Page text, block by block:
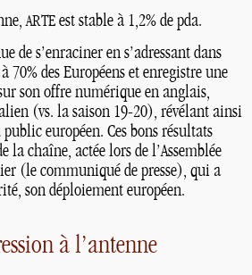
ARTE est stable à 1,2% de pda.
de s’enraciner en s’adressant dans
des Européens et enregistre une
son offre numérique en anglais,
(vs. la saison 19-20), révélant ainsi
européen. Ces bons résultats
la chaîne, actée lors de l’Assemblée
(le communiqué de presse), qui a
son déploiement européen.
à l’antenne